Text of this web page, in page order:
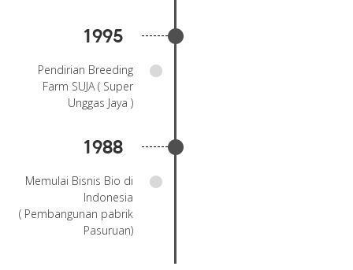
1995
Pendirian Breeding
Farm SUJA ( Super
Unggas Jaya )
1988
Memulai Bisnis Bio di
Indonesia
( Pembangunan pabrik
Pasuruan)